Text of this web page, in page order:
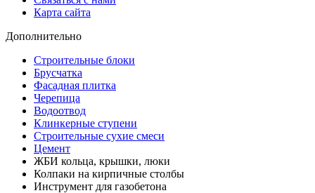
Карта сайта
Дополнительно
Строительные блоки
Брусчатка
Фасадная плитка
Черепица
Водоотвод
Клинкерные ступени
Строительные сухие смеси
Цемент
ЖБИ кольца, крышки, люки
Колпаки на кирпичные столбы
Инструмент для газобетона